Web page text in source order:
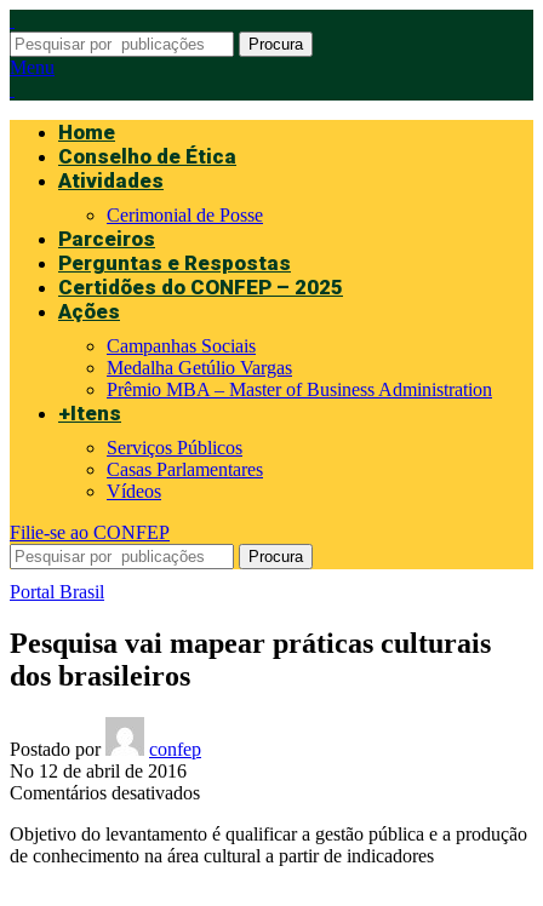
Procura
Menu
Home
Conselho de Ética
Atividades
Cerimonial de Posse
Parceiros
Perguntas e Respostas
Certidões do CONFEP – 2025
Ações
Campanhas Sociais
Medalha Getúlio Vargas
Prêmio MBA – Master of Business Administration
+Itens
Serviços Públicos
Casas Parlamentares
Vídeos
Filie-se ao CONFEP
Procura
Portal Brasil
Pesquisa vai mapear práticas culturais
dos brasileiros
Postado por
confep
No 12 de abril de 2016
Comentários desativadosem
vai
mapear
Objetivo do levantamento é qualificar a gestão pública e a produção
de conhecimento na área cultural a partir de indicadores